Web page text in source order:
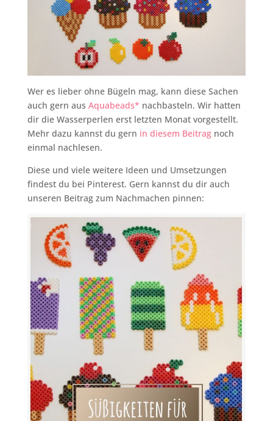
Wer es lieber ohne Bügeln mag, kann diese Sachen
auch gern aus Aquabeads* nachbasteln. Wir hatten
dir die Wasserperlen erst letzten Monat vorgestellt.
Mehr dazu kannst du gern in diesem Beitragnoch
einmal nachlesen.
Diese und viele weitere Ideen und Umsetzungen
findest du bei Pinterest. Gern kannst du dir auch
unseren Beitrag zum Nachmachen pinnen: